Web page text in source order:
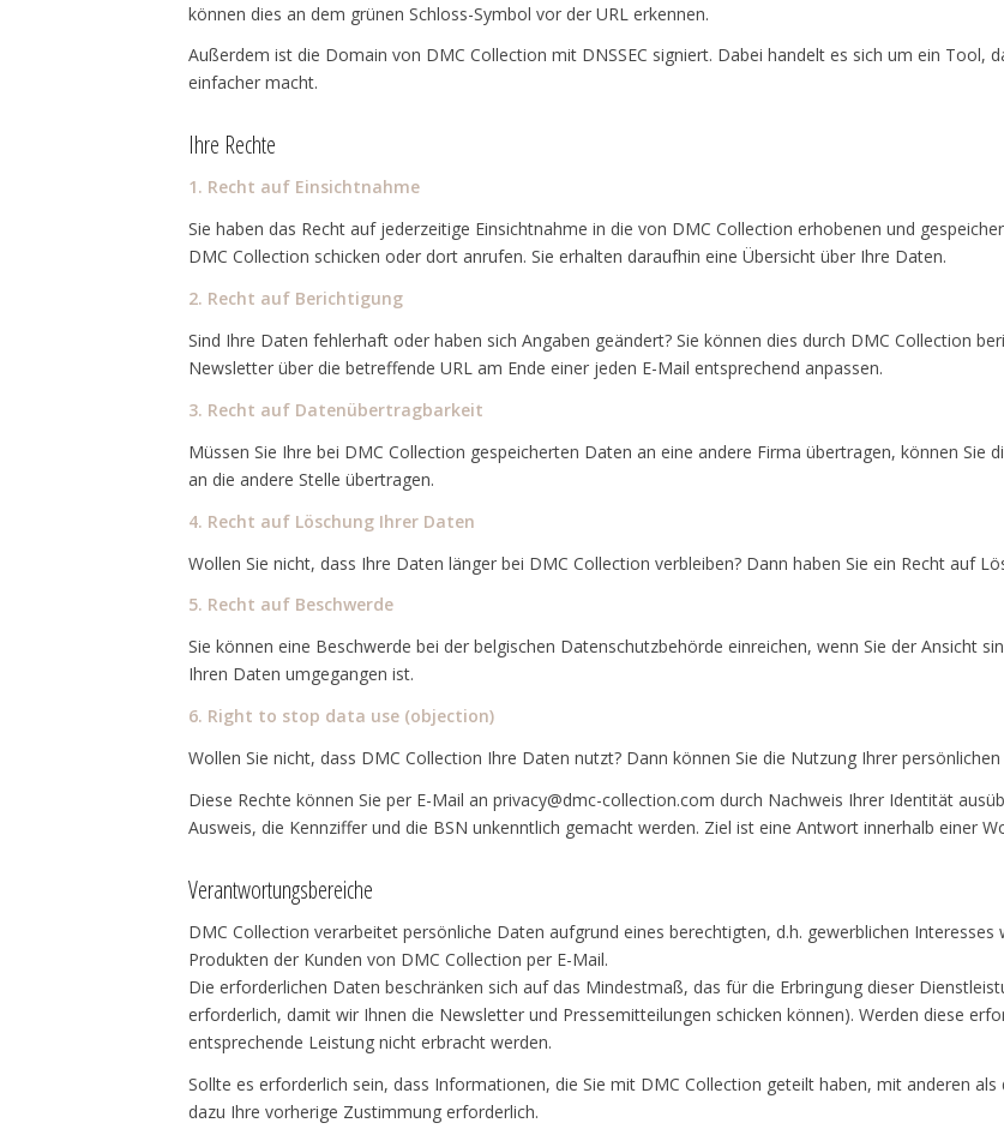
können dies an dem grünen Schloss-Symbol vor der URL erkennen.
Außerdem ist die Domain von DMC Collection mit DNSSEC signiert. Dabei handelt es sich um ein Tool,
einfacher macht.
Ihre Rechte
1. Recht auf Einsichtnahme
Sie haben das Recht auf jederzeitige Einsichtnahme in die von DMC Collection erhobenen und
DMC Collection schicken oder dort anrufen. Sie erhalten daraufhin eine Übersicht über Ihre Daten.
2. Recht auf Berichtigung
Sind Ihre Daten fehlerhaft oder haben sich Angaben geändert? Sie können dies durch DMC Collection
Newsletter über die betreffende URL am Ende einer jeden E-Mail entsprechend anpassen.
3. Recht auf Datenübertragbarkeit
Müssen Sie Ihre bei DMC Collection gespeicherten Daten an eine andere Firma übertragen, können Sie
an die andere Stelle übertragen.
4. Recht auf Löschung Ihrer Daten
Wollen Sie nicht, dass Ihre Daten länger bei DMC Collection verbleiben? Dann haben Sie ein Recht auf
5. Recht auf Beschwerde
Sie können eine Beschwerde bei der belgischen Datenschutzbehörde einreichen, wenn Sie der Ansicht
Ihren Daten umgegangen ist.
6. Right to stop data use (objection)
Wollen Sie nicht, dass DMC Collection Ihre Daten nutzt? Dann können Sie die Nutzung Ihrer
Diese Rechte können Sie per E-Mail an privacy@dmc-collection.com durch Nachweis Ihrer Identität
Ausweis, die Kennziffer und die BSN unkenntlich gemacht werden. Ziel ist eine Antwort innerhalb einer
Verantwortungsbereiche
DMC Collection verarbeitet persönliche Daten aufgrund eines berechtigten, d.h. gewerblichen
Produkten der Kunden von DMC Collection per E-Mail.
Die erforderlichen Daten beschränken sich auf das Mindestmaß, das für die Erbringung dieser
erforderlich, damit wir Ihnen die Newsletter und Pressemitteilungen schicken können). Werden diese
entsprechende Leistung nicht erbracht werden.
Sollte es erforderlich sein, dass Informationen, die Sie mit DMC Collection geteilt haben, mit anderen
dazu Ihre vorherige Zustimmung erforderlich.